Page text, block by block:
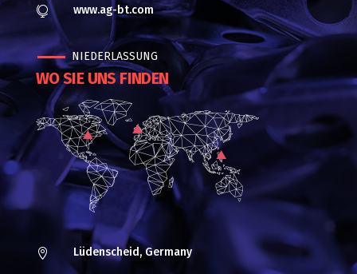
 www.ag-bt.com
NIEDERLASSUNG
WO SIE UNS FINDEN
 Lüdenscheid, Germany